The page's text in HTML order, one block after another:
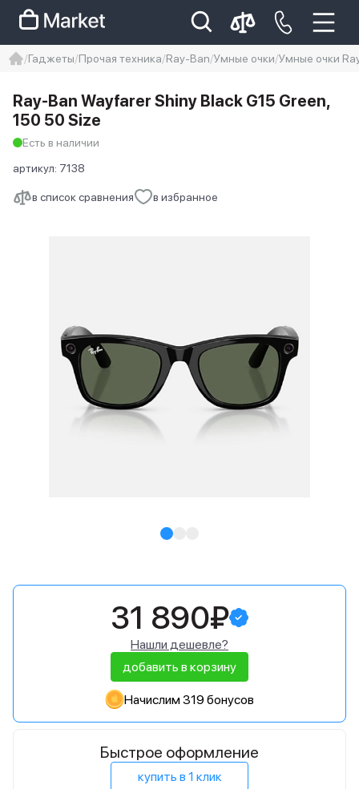
Iphone 14 pro max
айфон 14
Гаджеты Прочая техника Ray-Ban Умные очки Умные очки
в список сравнения в избранное
Ray-Ban Wayfarer Shiny Black G15 Green,
150 50 Size
Есть в наличии
артикул: 7138
31 890₽
Нашли дешевле?
добавить в корзину
Начислим 319 бонусов
Быстрое оформление
купить в 1 клик